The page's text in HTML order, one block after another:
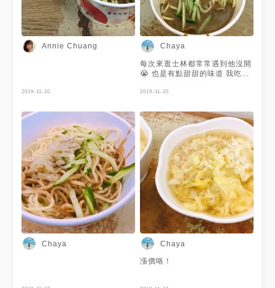
Annie Chuang
2019-11-20
Chaya
每次來逛士林都常常遇到他沒開
😭 也是有點甜甜的味道 我吃的
2019-11-20
Chaya Chaya
漲價咯！